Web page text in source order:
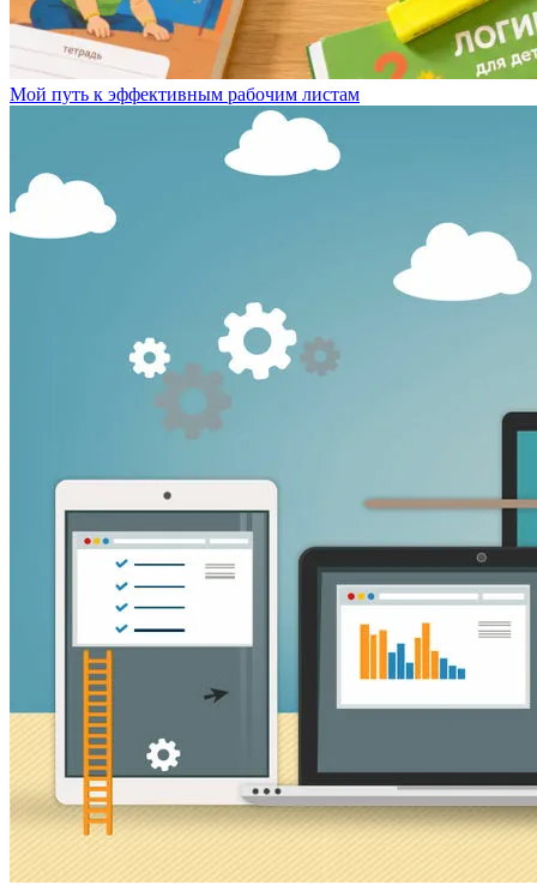
Мой путь к эффективным рабочим листам